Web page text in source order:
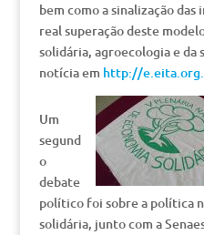
bem como a sinalização
real superação deste
solidária, agroecologia e da
notícia em http://
Um
segund
o
debate
político foi sobre a política
solidária, junto com a